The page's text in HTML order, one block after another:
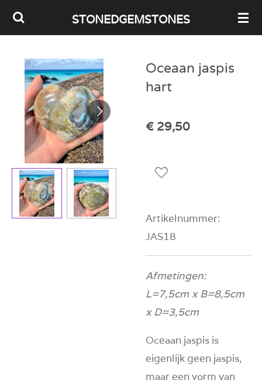
Ga
direct
hoofdinhoud
STONEDGEMSTONES
Oceaan jaspis
hart
€ 29,50
Artikelnummer:
JAS18
Afmetingen:
L=7,5cm x B=8,5cm
x D=3,5cm
Oceaan jaspis is
eigenlijk geen jaspis,
maar een vorm van